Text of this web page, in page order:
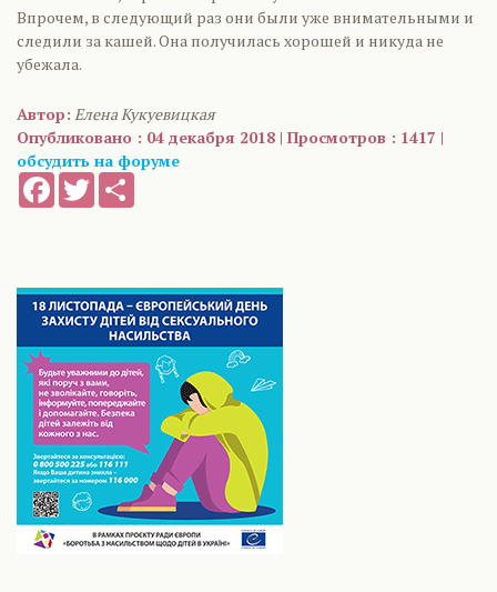
Впрочем, в следующий раз они были уже внимательными и
следили за кашей. Она получилась хорошей и никуда не
убежала.
Автор: Елена Кукуевицкая
Опубликовано : 04 декабря 2018 | Просмотров : 1417 |
обсудить на форуме
FacebookTwitter